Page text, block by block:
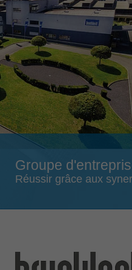
polski
português
Română
Schweiz
deutsch
Suomi
english
Groupe
Réussir grâce aux